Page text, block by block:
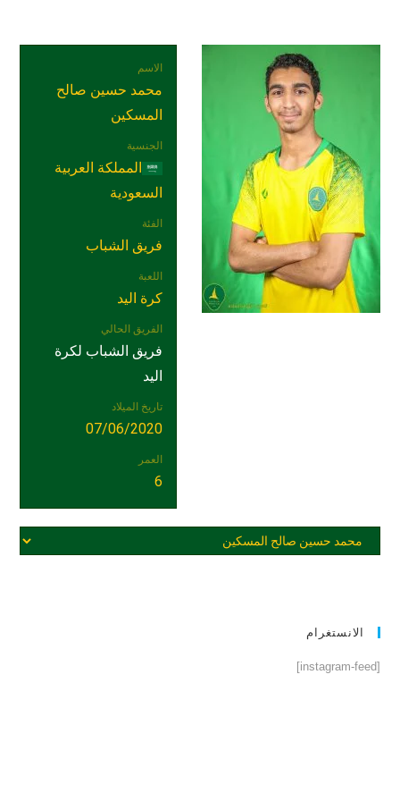
الاسم
محمد حسين صالح
المسكين
الجنسية
المملكة العربية
السعودية
الفئة
فريق الشباب
اللعبة
كرة اليد
الفريق الحالي
فريق الشباب لكرة
اليد
تاريخ الميلاد
07/06/2020
العمر
6
الانستغرام
[instagram-feed]